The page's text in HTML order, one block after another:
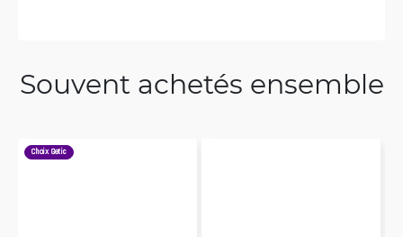
Souvent achetés ensemble
Choix Getic